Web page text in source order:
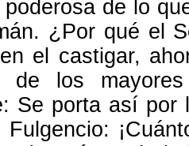
de lo
¿Por qué el
el castigar,
de los
Se porta así
Fulgencio: